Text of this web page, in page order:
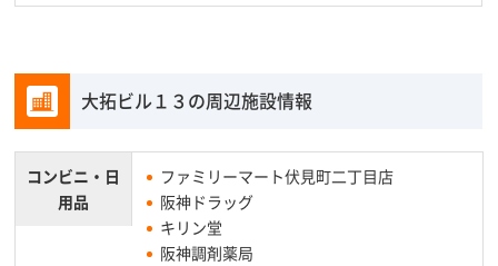
大拓ビル１３の周辺施設情報
コンビニ・ 日
用品
ファミリーマート伏見町二丁目店
阪神ドラッグ
キリン堂
阪神調剤薬局